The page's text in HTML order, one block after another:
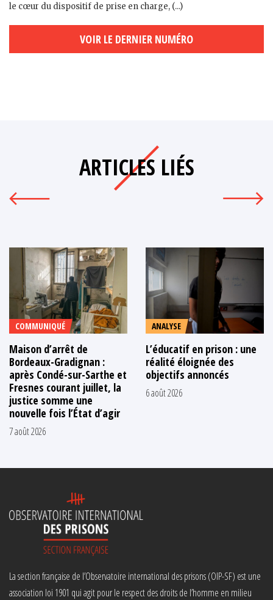
le cœur du dispositif de prise en charge, (...)
VOIR LE DERNIER NUMÉRO
ARTICLES LIÉS
COMMUNIQUÉ
Maison d’arrêt de
Bordeaux-Gradignan :
après Condé-sur-Sarthe et
Fresnes courant juillet, la
justice somme une
nouvelle fois l’État d’agir
7 août 2026
ANALYSE
L’éducatif en prison : une
réalité éloignée des
objectifs annoncés
6 août 2026
La section française de l’Observatoire international des prisons (OIP-SF) est une
association loi 1901 qui agit pour le respect des droits de l’homme en milieu